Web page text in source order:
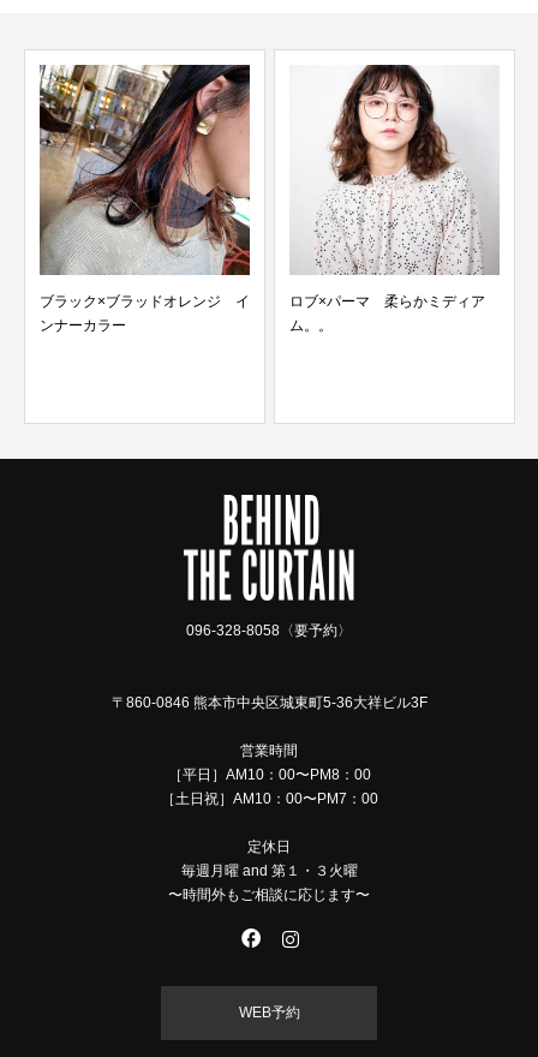
ブラック×ブラッドオレンジ イ
ンナーカラー
ロブ×パーマ 柔らかミディア
ム。。
096-328-8058〈要予約〉
〒860-0846 熊本市中央区城東町5-36大祥ビル3F
営業時間
［平日］AM10：00〜PM8：00
［土日祝］AM10：00〜PM7：00
定休日
毎週月曜 and 第１・３火曜
〜時間外もご相談に応じます〜
WEB予約